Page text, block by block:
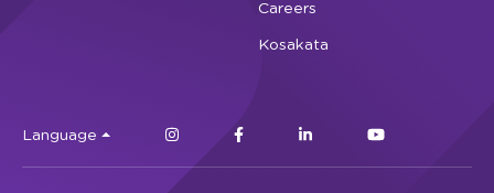
Careers
Kosakata
Language